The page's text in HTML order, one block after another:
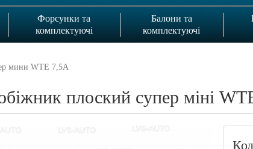
Форсунки та
комплектуючі
Балони та
комплектуючі
мини WTE 7,5A
плоский супер міні